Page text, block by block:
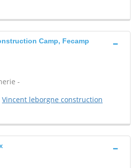
Camp, Fecamp
-
Vincent leborgne construction